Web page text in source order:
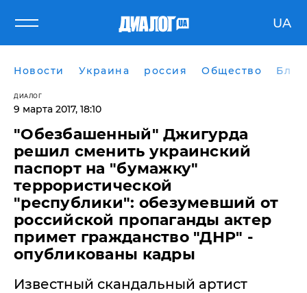
UA
Новости Украина россия Общество
ДИАЛОГ
9 марта 2017, 18:10
"Обезбашенный" Джигурда
решил сменить украинский
паспорт на "бумажку"
террористической
"республики": обезумевший от
российской пропаганды актер
примет гражданство "ДНР" -
опубликованы кадры
Известный скандальный артист